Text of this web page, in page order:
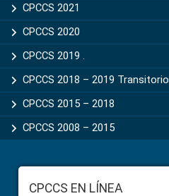
CPCCS 2021
CPCCS 2020
CPCCS 2019 .
CPCCS 2018 – 2019 Transitorio
CPCCS 2015 – 2018
CPCCS 2008 – 2015
FooterCPCCS EN LÍNEA